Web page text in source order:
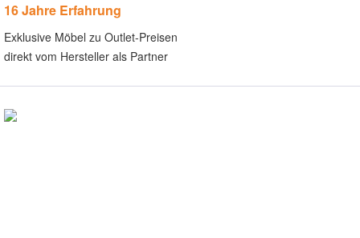
16 Jahre Erfahrung
Exklusive Möbel zu Outlet-Preisen
direkt vom Hersteller als Partner